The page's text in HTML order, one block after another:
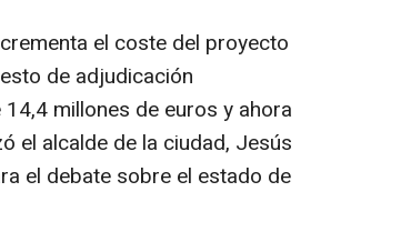
el coste del proyecto
de adjudicación
millones de euros y ahora
el alcalde de la ciudad, Jesús
el debate sobre el estado de